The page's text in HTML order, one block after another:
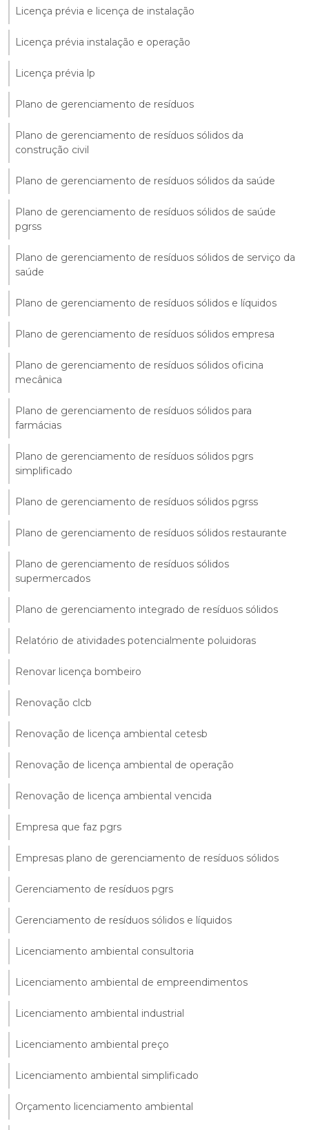
Licença prévia e licença de instalação
Licença prévia instalação e operação
Licença prévia lp
Plano de gerenciamento de resíduos
Plano de gerenciamento de resíduos sólidos da
construção civil
Plano de gerenciamento de resíduos sólidos da saúde
Plano de gerenciamento de resíduos sólidos de saúde
pgrss
Plano de gerenciamento de resíduos sólidos de serviço da
saúde
Plano de gerenciamento de resíduos sólidos e líquidos
Plano de gerenciamento de resíduos sólidos empresa
Plano de gerenciamento de resíduos sólidos oficina
mecânica
Plano de gerenciamento de resíduos sólidos para
farmácias
Plano de gerenciamento de resíduos sólidos pgrs
simplificado
Plano de gerenciamento de resíduos sólidos pgrss
Plano de gerenciamento de resíduos sólidos restaurante
Plano de gerenciamento de resíduos sólidos
supermercados
Plano de gerenciamento integrado de resíduos sólidos
Relatório de atividades potencialmente poluidoras
Renovar licença bombeiro
Renovação clcb
Renovação de licença ambiental cetesb
Renovação de licença ambiental de operação
Renovação de licença ambiental vencida
Empresa que faz pgrs
Empresas plano de gerenciamento de resíduos sólidos
Gerenciamento de resíduos pgrs
Gerenciamento de resíduos sólidos e líquidos
Licenciamento ambiental consultoria
Licenciamento ambiental de empreendimentos
Licenciamento ambiental industrial
Licenciamento ambiental preço
Licenciamento ambiental simplificado
Orçamento licenciamento ambiental